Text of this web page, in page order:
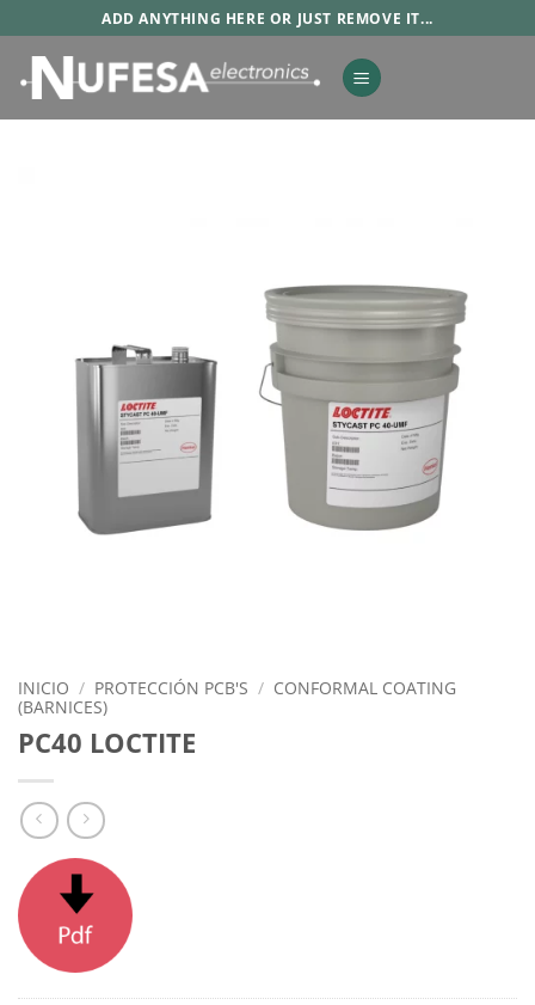
al
contenido
ADD ANYTHING HERE OR JUST REMOVE IT...
INICIO / PROTECCIÓN PCB'S / CONFORMAL COATING
(BARNICES)
PC40 LOCTITE